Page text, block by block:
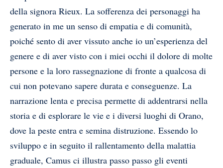
della signora Rieux. La sofferenza dei personaggi ha
generato in me un senso di empatia e di comunità,
poiché sento di aver vissuto anche io un’esperienza del
genere e di aver visto con i miei occhi il dolore di molte
persone e la loro rassegnazione di fronte a qualcosa di
cui non potevano sapere durata e conseguenze. La
narrazione lenta e precisa permette di addentrarsi nella
storia e di esplorare le vie e i diversi luoghi di Orano,
dove la peste entra e semina distruzione. Essendo lo
sviluppo e in seguito il rallentamento della malattia
graduale, Camus ci illustra passo passo gli eventi